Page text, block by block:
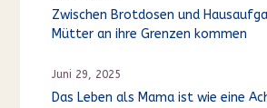
Zwischen Brotdosen und
Mütter an ihre Grenzen kommen
Juni 29, 2025
Das Leben als Mama ist wie eine